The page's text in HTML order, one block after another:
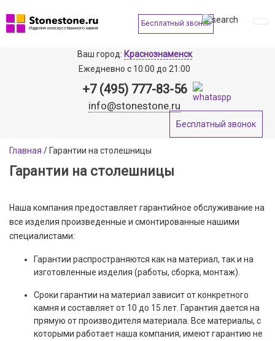
Бесплатный звонок
Ваш город: Краснознаменск
Ежедневно с 10:00 до 21:00
+7 (495) 777-83-56
info@stonestone.ru
Бесплатный звонок
Главная / Гарантии на столешницы
Гарантии на столешницы
Наша компания предоставляет гарантийное обслуживание на
все изделия произведенные и смонтированные нашими
специалистами:
Гарантии распространяются как на материал, так и на
изготовленные изделия (работы, сборка, монтаж).
Сроки гарантии на материал зависит от конкретного
камня и составляет от 10 до 15 лет. Гарантия дается на
прямую от производителя материала. Все материалы, с
которыми работает наша компания, имеют гарантию не